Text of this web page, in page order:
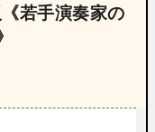
若手演奏家の